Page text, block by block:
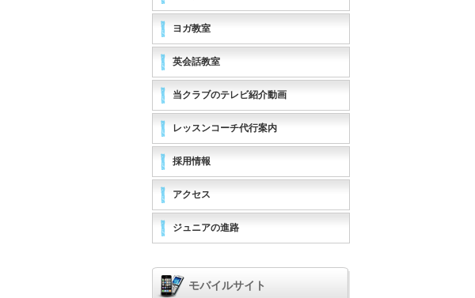
ヨガ教室
英会話教室
当クラブのテレビ紹介動画
レッスンコーチ代行案内
採用情報
アクセス
ジュニアの進路
モバイルサイト